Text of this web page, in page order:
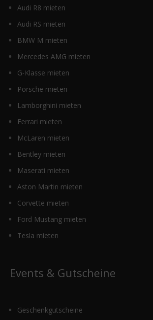
Audi R8 mieten
Audi RS mieten
BMW M mieten
Mercedes AMG mieten
G-Klasse mieten
Porsche mieten
Lamborghini mieten
Ferrari mieten
McLaren mieten
Bentley mieten
Maserati mieten
Aston Martin mieten
Corvette mieten
Ford Mustang mieten
Tesla mieten
Events & Gutscheine
Geschenkgutscheine